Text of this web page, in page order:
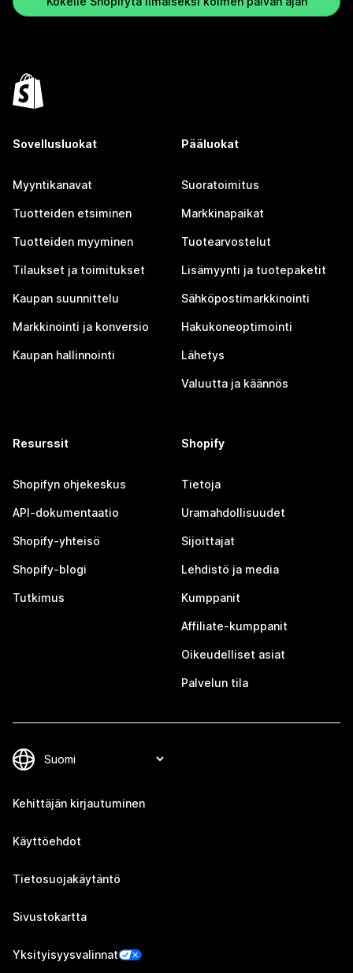
Sovellusluokat
Myyntikanavat
Tuotteiden etsiminen
Tuotteiden myyminen
Tilaukset ja toimitukset
Kaupan suunnittelu
Markkinointi ja konversio
Kaupan hallinnointi
Pääluokat
Suoratoimitus
Markkinapaikat
Tuotearvostelut
Lisämyynti ja tuotepaketit
Sähköpostimarkkinointi
Hakukoneoptimointi
Lähetys
Valuutta ja käännös
Resurssit
Shopifyn ohjekeskus
API-dokumentaatio
Shopify-yhteisö
Shopify-blogi
Tutkimus
Shopify
Tietoja
Uramahdollisuudet
Sijoittajat
Lehdistö ja media
Kumppanit
Affiliate-kumppanit
Oikeudelliset asiat
Palvelun tila
Kehittäjän kirjautuminen
Käyttöehdot
Tietosuojakäytäntö
Sivustokartta
Yksityisyysvalinnat